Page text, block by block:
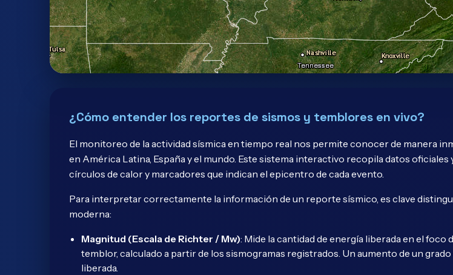
¿Cómo entender los reportes de sismos y temblores en vivo?
El monitoreo de la actividad sísmica en tiempo real nos permite conocer de manera
en América Latina, España y el mundo. Este sistema interactivo recopila datos
círculos de calor y marcadores que indican el epicentro de cada evento.
Para interpretar correctamente la información de un reporte sísmico, es clave
moderna:
Magnitud (Escala de Richter / Mw): Mide la cantidad de energía liberada en el
temblor, calculado a partir de los sismogramas registrados. Un aumento de un
liberada.